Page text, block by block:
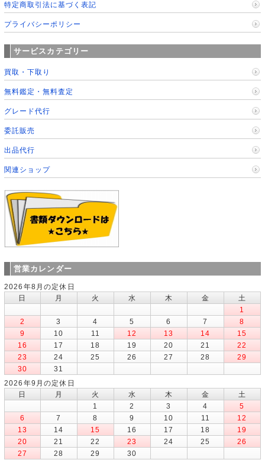
特定商取引法に基づく表記
プライバシーポリシー
サービスカテゴリー
買取・下取り
無料鑑定・無料査定
グレード代行
委託販売
出品代行
関連ショップ
営業カレンダー
2026年8月の定休日
日
月 火 水 木 金
土
1
2
3 4 5 6 7
8
9
10 11 12 13 14
15
16
17 18 19 20 21
22
23
24 25 26 27 28
29
30
31
2026年9月の定休日
日
月 火 水 木 金
土
1
2 3 4
5
6
7 8 9 10 11
12
13
14 15 16 17 18
19
20
21 22 23 24 25
26
27
28 29
30